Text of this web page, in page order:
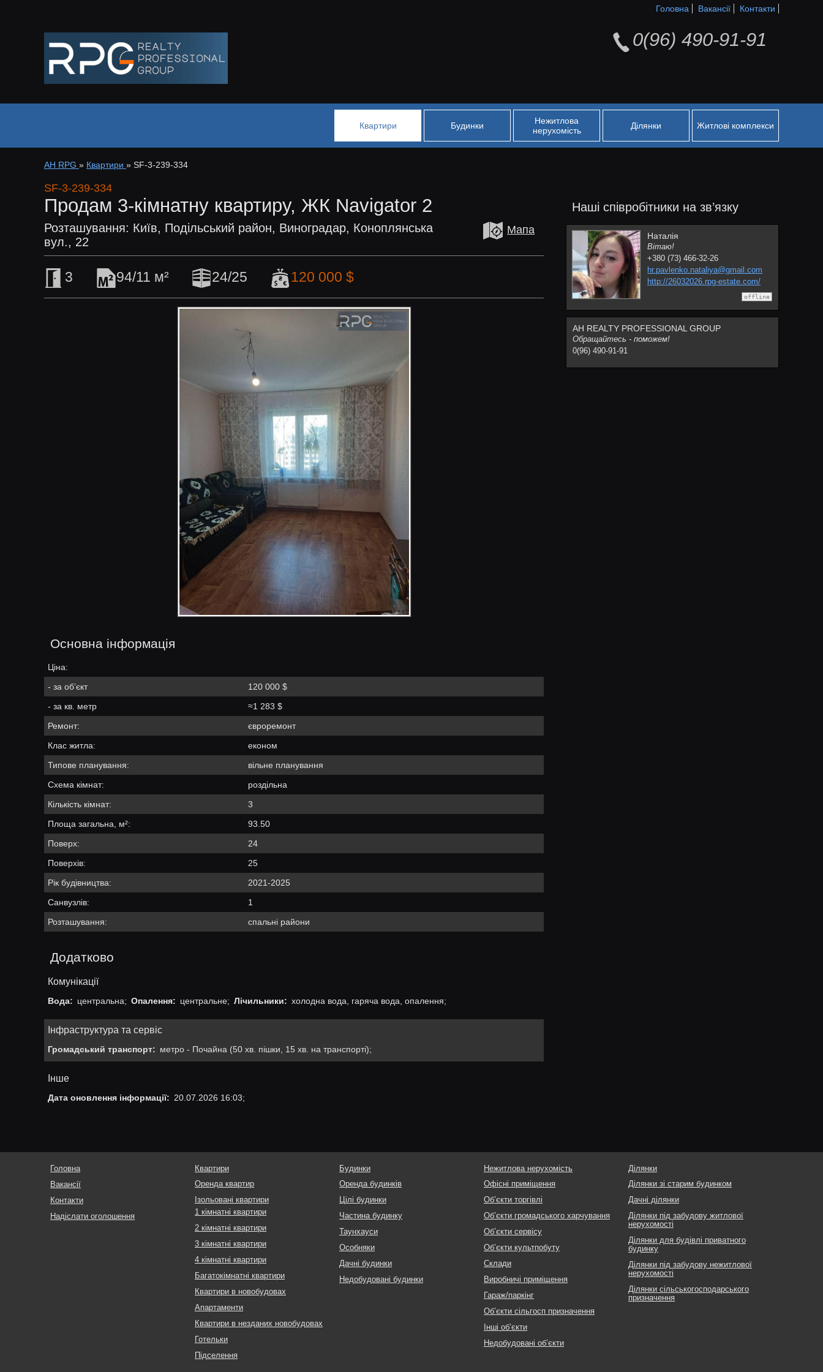
Головна Вакансії Контакти
0(96) 490-91-91
Квартири Будинки
Нежитлова
нерухомість
Ділянки Житлові комплекси
АН RPG » Квартири » SF-3-239-334
SF-3-239-334
Продам 3-кімнатну квартиру, ЖК Navigator 2
Розташування: Київ, Подільський район, Виноградар, Коноплянська
вул., 22
Мапа
3 94/11 м² 24/25 120 000 $
Основна інформація
Ціна:
- за об’єкт
120 000 $
- за кв. метр
≈1 283 $
Ремонт:
євроремонт
Клас житла:
економ
Типове планування:
вільне планування
Схема кімнат:
роздільна
Кількість кімнат:
3
Площа загальна, м²:
93.50
Поверх:
24
Поверхів:
25
Рік будівництва:
2021-2025
Санвузлів:
1
Розташування:
спальні райони
Додатково
Комунікації
Вода: центральна; Опалення: центральне; Лічильники: холодна вода, гаряча вода, опалення;
Інфраструктура та сервіс
Громадський транспорт: метро - Почайна (50 хв. пішки, 15 хв. на транспорті);
Інше
Дата оновлення інформації: 20.07.2026 16:03;
Наші співробітники на зв’язку
Наталія
Вітаю!
+380 (73) 466-32-26
hr.pavlenko.nataliya@gmail.com
http://26032026.rpg-estate.com/
offline
АН REALTY PROFESSIONAL GROUP
Обращайтесь - поможем!
0(96) 490-91-91
Головна
Вакансії
Контакти
Надіслати оголошення
Квартири
Оренда квартир
Ізольовані квартири
1 кімнатні квартири
2 кімнатні квартири
3 кімнатні квартири
4 кімнатні квартири
Багатокімнатні квартири
Квартири в новобудовах
Апартаменти
Квартири в незданих новобудовах
Готельки
Підселення
Будинки
Оренда будинків
Цілі будинки
Частина будинку
Таунхауси
Особняки
Дачні будинки
Недобудовані будинки
Нежитлова нерухомість
Офісні приміщення
Об’єкти торгівлі
Об’єкти громадського харчування
Об’єкти сервісу
Об’єкти культпобуту
Склади
Виробничі приміщення
Гараж/паркінг
Об’єкти сільгосп призначення
Інші об’єкти
Недобудовані об’єкти
Ділянки
Ділянки зі старим будинком
Дачні ділянки
Ділянки під забудову житлової
нерухомості
Ділянки для будівлі приватного
будинку
Ділянки під забудову нежитлової
нерухомості
Ділянки сільськогосподарського
призначення